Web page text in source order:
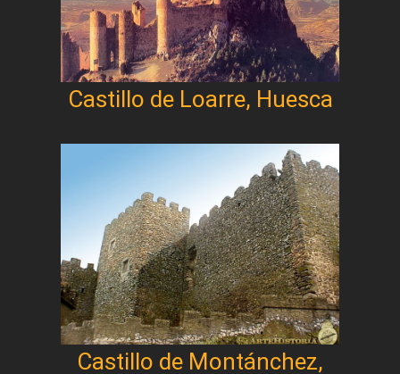
Castillo de Loarre, Huesca
Castillo de Montánchez,